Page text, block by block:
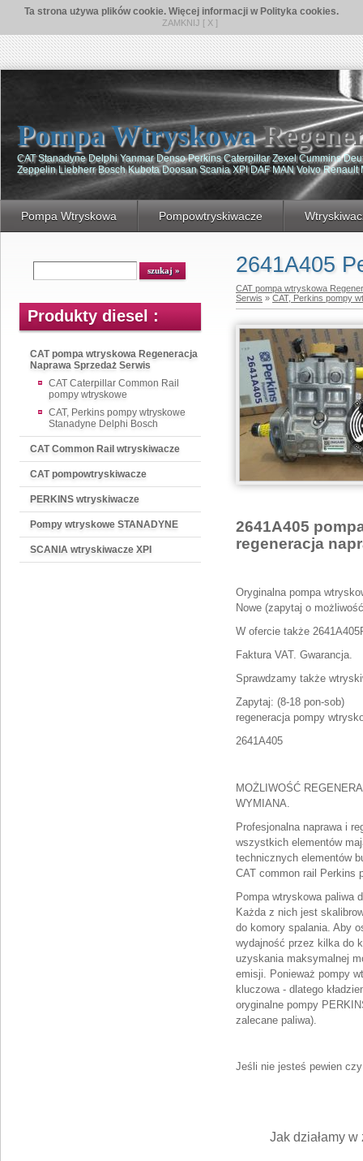
Ta strona używa plików cookie. Więcej informacji w Polityka cookies.
ZAMKNIJ [ X ]
Pompa Wtryskowa
CAT Stanadyne Delphi Yanmar Denso Perkins Caterpillar Zexel Cummins
Zeppelin Liebherr Bosch Kubota Doosan Scania XPI DAF MAN Volvo Renault
Pompa Wtryskowa Pompowtryskiwacze
Produkty diesel :
CAT pompa wtryskowa Regeneracja
Naprawa Sprzedaż Serwis
CAT Caterpillar Common Rail
pompy wtryskowe
CAT, Perkins pompy wtryskowe
Stanadyne Delphi Bosch
CAT Common Rail wtryskiwacze
CAT pompowtryskiwacze
PERKINS wtryskiwacze
Pompy wtryskowe STANADYNE
SCANIA wtryskiwacze XPI
2641A405
CAT pompa wtryskowa
Serwis » CAT, Perkins pompy
2641A405
regeneracja
Oryginalna pompa
Nowe (zapytaj o
W ofercie także
Faktura VAT. Gwarancja.
Sprawdzamy także
Zapytaj: (8-18 pon-sob)
regeneracja pompy
2641A405
MOŻLIWOŚĆ
WYMIANA.
Profesjonalna naprawa i
wszystkich elementów
technicznych elementów
CAT common rail Perkins
Pompa wtryskowa paliwa
Każda z nich jest
do komory spalania. Aby
wydajność przez kilka do
uzyskania maksymalnej
emisji. Ponieważ pompy
kluczowa - dlatego
oryginalne pompy
zalecane paliwa).
Jeśli nie jesteś pewien
Jak działamy